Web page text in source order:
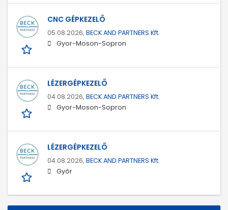
CNC GÉPKEZELŐ
05.08.2026, BECK AND PARTNERS Kft.
Gyor-Moson-Sopron
LÉZERGÉPKEZELŐ
04.08.2026, BECK AND PARTNERS Kft.
Gyor-Moson-Sopron
LÉZERGÉPKEZELŐ
04.08.2026, BECK AND PARTNERS Kft.
Győr